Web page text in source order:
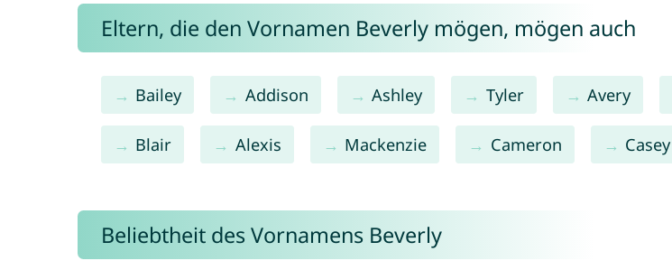
Eltern, die den Vornamen Beverly mögen, mögen auch
Bailey Addison Ashley Tyler Avery
Blair Alexis Mackenzie Cameron Casey
Beliebtheit des Vornamens Beverly